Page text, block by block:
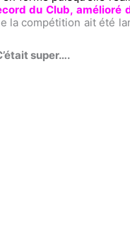
du Club, amélioré
la compétition ait été
super….